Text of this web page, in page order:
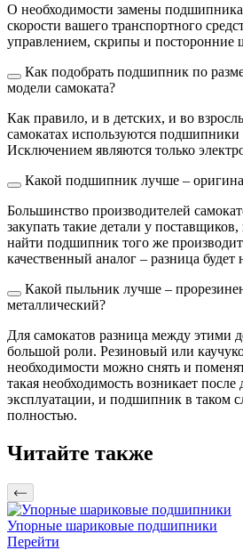
О необходимости замены
скорости вашего транспортного
управлением, скрипы и посторонние
Как подобрать подшипник по
модели самоката?
Как правило, и в детских, и во
самокатах используются подшипники
Исключением являются только
Какой подшипник лучше –
Большинство производителей
закупать такие детали у
найти подшипник того же
качественный аналог – разница будет
Какой пыльник лучше –
металлический?
Для самокатов разница между этими
большой роли. Резиновый или
необходимости можно снять и
такая необходимость возникает
эксплуатации, и подшипник в таком
полностью.
Читайте также
Упорные шариковые подшипники
Перейти